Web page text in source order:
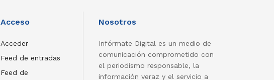
Acceso
Acceder
Feed de entradas
Feed de
Nosotros
Infórmate Digital es un medio de
comunicación comprometido con
el periodismo responsable, la
información veraz y el servicio a